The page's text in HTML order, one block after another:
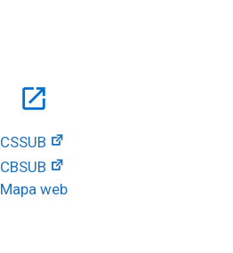
open_in_new
CSSUB
CBSUB
Mapa web